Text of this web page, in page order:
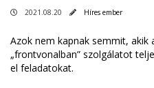
2021.08.20 Híres ember
Azok nem kapnak semmit, akik
„frontvonalban” szolgálatot
el feladatokat.